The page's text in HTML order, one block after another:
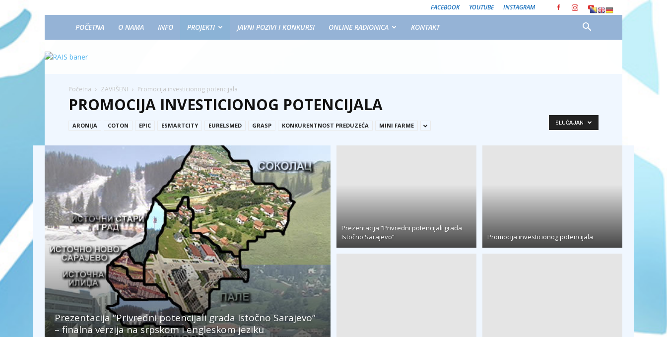
FACEBOOK YOUTUBE INSTAGRAM
POČETNA O NAMA INFO PROJEKTI JAVNI POZIVI I KONKURSI ONLINE RADIONICA KONTAKT
Početna ZAVRŠENI Promocija investicionog potencijala
PROMOCIJA INVESTICIONOG POTENCIJALA
ARONIJA COTON EPIC ESMARTCITY EURELSMED GRASP KONKURENTNOST PREDUZEĆA MINI FARME SLUČAJAN
Prezentacija “Privredni potencijali grada Istočno Sarajevo”
– finalna verzija na srpskom i engleskom jeziku
Prezentacija “Privredni potencijali grada
Istočno Sarajevo”
Promocija investicionog potencijala